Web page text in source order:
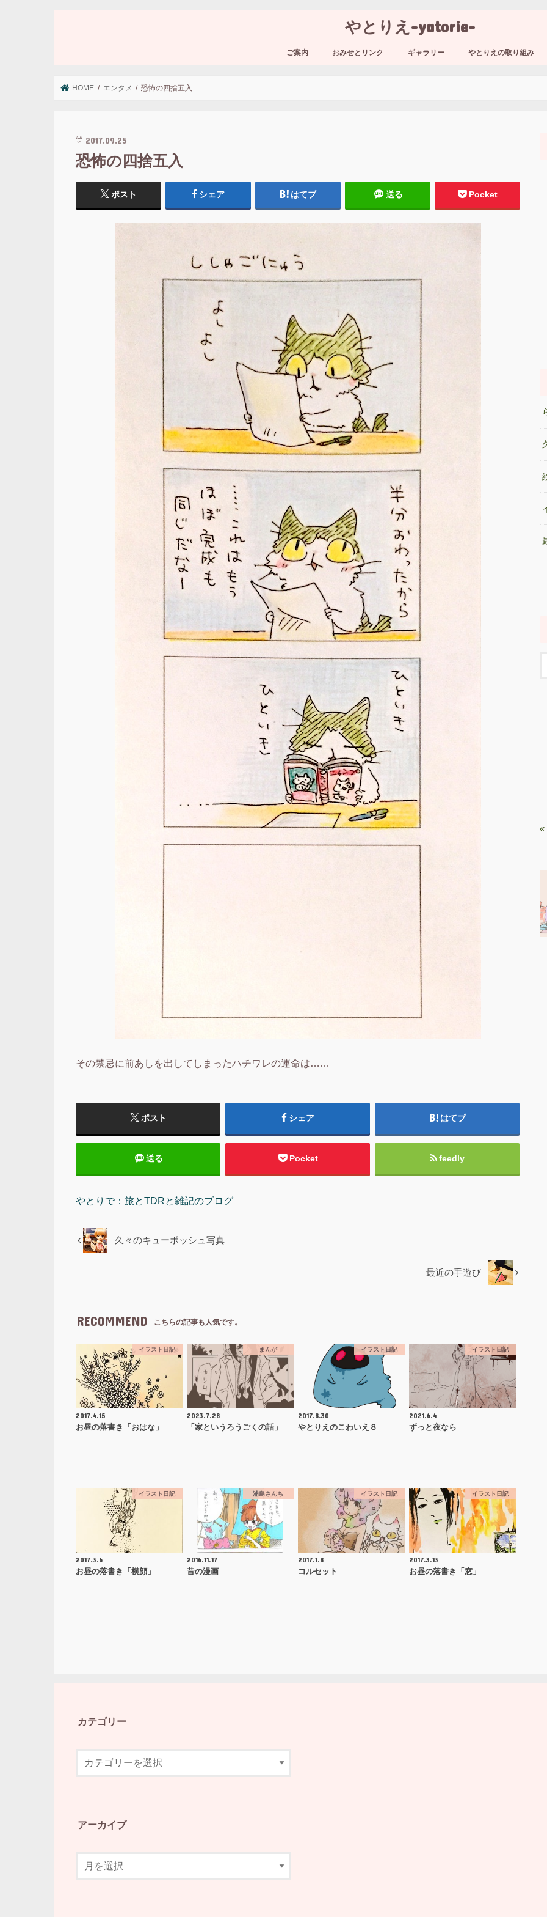
やとりえ-yatorie-
ご案内 おみせとリンク ギャラリー やとりえの取り組み
HOME エンタメ 恐怖の四捨五入
2017.09.25
恐怖の四捨五入
ポスト シェア はてブ 送る Pocket
その禁忌に前あしを出してしまったハチワレの運命は……
ポスト シェア はてブ
送る Pocket feedly
やとりで：旅とTDRと雑記のブログ
久々のキューポッシュ写真
最近の手遊び
RECOMMEND こちらの記事も人気です。
イラスト日記
2017.4.15
お昼の落書き「おはな」
まんが
2023.7.28
「家というろうごくの話」
イラスト日記
2017.8.30
やとりえのこわいえ８
イラスト日記
2021.6.4
ずっと夜なら
イラスト日記
2017.3.6
お昼の落書き「横顔」
浦島さんち
2016.11.17
昔の漫画
イラスト日記
2017.1.8
コルセット
イラスト日記
2017.3.13
お昼の落書き「窓」
«
カテゴリー
アーカイブ